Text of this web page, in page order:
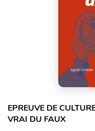
EPREUVE DE
VRAI DU FAUX